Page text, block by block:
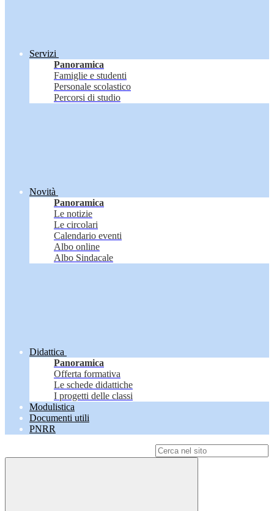
Servizi
Panoramica
Famiglie e studenti
Personale scolastico
Percorsi di studio
Novità
Panoramica
Le notizie
Le circolari
Calendario eventi
Albo online
Albo Sindacale
Didattica
Panoramica
Offerta formativa
Le schede didattiche
I progetti delle classi
Modulistica
Documenti utili
PNRR